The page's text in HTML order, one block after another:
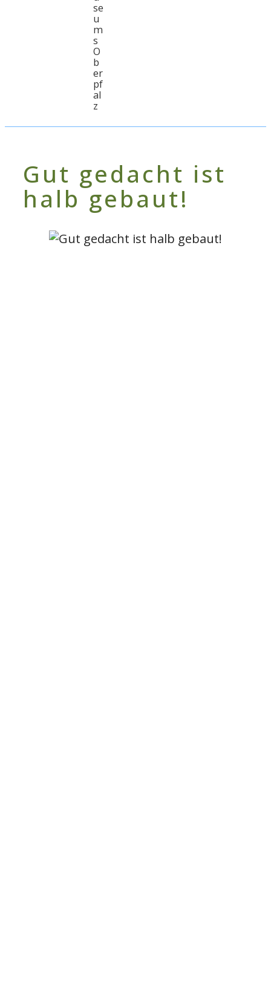
se
u
m
s
O
b
er
pf
al
z
Gut gedacht ist
halb gebaut!